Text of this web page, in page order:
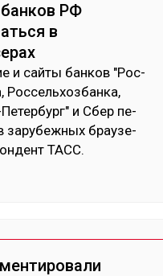
РФ
в
и сай­ты бан­ков "Рос­
Рос­сель­хоз­бан­ка,
и Сбер пе­
за­рубеж­ных брау­зе­
ТАСС.